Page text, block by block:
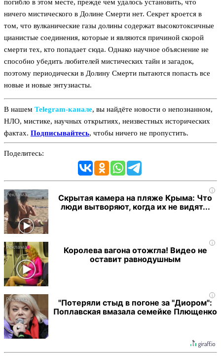
погибло в этом месте, прежде чем удалось установить, что
ничего мистического в Долине Смерти нет. Секрет кроется в
том, что вулканические газы долины содержат высокотоксичные
цианистые соединения, которые и являются причиной скорой
смерти тех, кто попадает сюда. Однако научное объяснение не
способно убедить любителей мистических тайн и загадок,
поэтому периодически в Долину Смерти пытаются попасть все
новые и новые энтузиасты.
В нашем Telegram‑канале, вы найдёте новости о непознанном,
НЛО, мистике, научных открытиях, неизвестных исторических
фактах. Подписывайтесь, чтобы ничего не пропустить.
Поделитесь:
i
Скрытая камера на пляже Крыма: Что
люди вытворяют, когда их не видят...
i
Королева вагона отожгла! Видео не
оставит равнодушным
i
"Потеряли стыд в погоне за "Диором":
Поплавская вмазала семейке Плющенко